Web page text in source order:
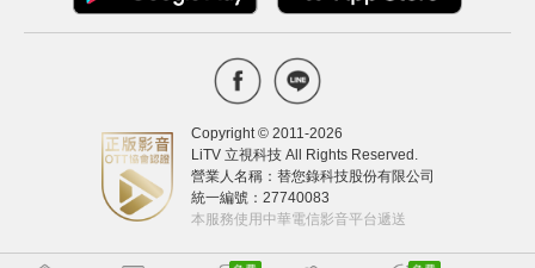
Copyright © 2011-2026
LiTV 立視科技 All Rights Reserved.
營業人名稱：替您錄科技股份有限公司
統一編號：27740083
本服務使用中華電信影音平台遞送